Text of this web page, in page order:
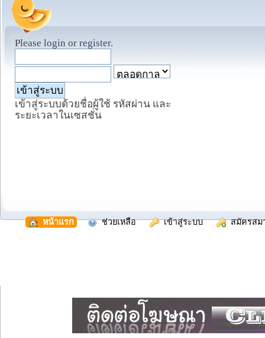
Please login or register.
เข้าสู่ระบบด้วยชื่อผู้ใช้ รหัสผ่าน และ
ระยะเวลาในเซสชั่น
หน้าแรก ช่วยเหลือ เข้าสู่ระบบ สมัครสม